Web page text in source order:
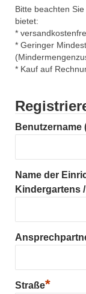
Bitte beachten
bietet:
*
* Geringer
* Kauf auf
Benutzername
Name der
Kindergartens
Straße*